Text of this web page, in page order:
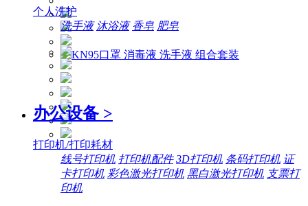
个人洗护
洗手液 沐浴液 香皂 肥皂
办公设备 >
打印机/打印耗材
线号打印机 打印机配件 3D打印机 条码打印机 证
卡打印机 彩色激光打印机 黑白激光打印机 支票打
印机